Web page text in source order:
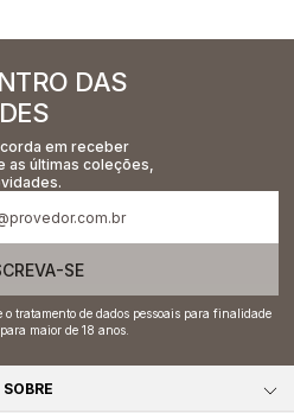
DAS
em receber
as últimas coleções,
SE
o tratamento de dados pessoais para finalidade
maior de 18 anos.
SOBRE